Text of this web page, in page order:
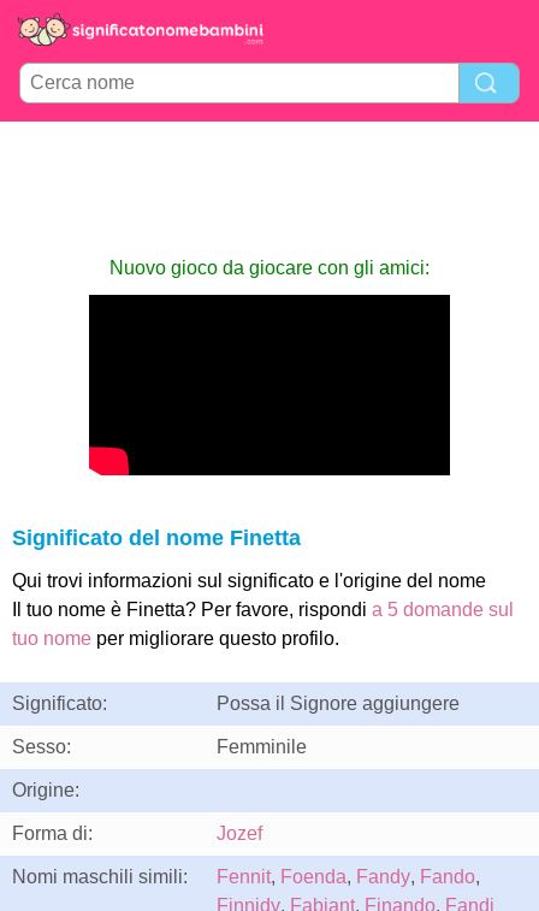
Nuovo gioco da giocare con gli amici:
Significato del nome Finetta
Qui trovi informazioni sul significato e l'origine del nome
Il tuo nome è Finetta? Per favore, rispondi a 5 domande sul
tuo nome per migliorare questo profilo.
Significato: Possa il Signore aggiungere
Sesso: Femminile
Origine:
Forma di: Jozef
Nomi maschili simili: Fennit, Foenda, Fandy, Fando,
Finnidy, Fabiant, Finando, Fandi